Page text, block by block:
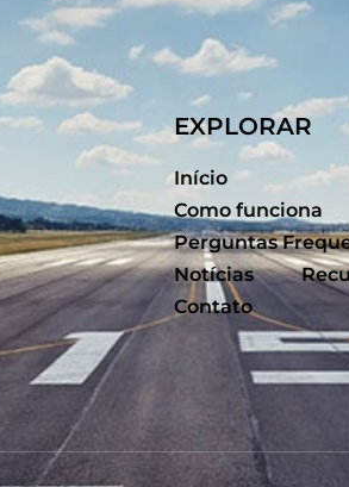
EXPLORAR
Início
Como funciona
Perguntas
Notícias
Contato